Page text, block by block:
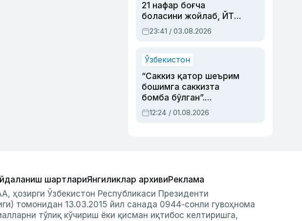
21 нафар боғча
боласини жойлаб, ЙТҲ
содир этган аёлга суд
ҳукми ўқилди
23:41 / 03.08.2026
Ўзбекистон
“Саккиз қатор шеърим
бошимга саккизта
бомба бўлган”.
Абдулла Ориповни
сиёсий айбловлардан
12:24 / 01.08.2026
шартлариЯнгиликлар архивиРеклама
ҳозирги Ўзбекистон Республикаси Президенти
томонидан 13.03.2015 йил санада 0944-сонли гувоҳнома
тўлиқ кўчириш ёки қисман иқтибос келтиришга,